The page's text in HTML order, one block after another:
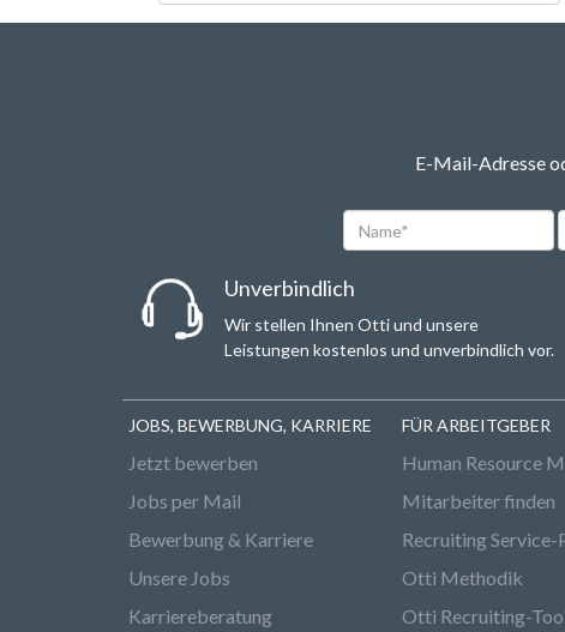
E-Mail-Adresse
Name*
Unverbindlich
Wir stellen Ihnen Otti und unsere
Leistungen kostenlos und unverbindlich vor.
JOBS, BEWERBUNG, KARRIERE
Jetzt bewerben
Jobs per Mail
Bewerbung & Karriere
Unsere Jobs
Karriereberatung
FÜR ARBEITGEBER
Human Resource
Mitarbeiter finden
Recruiting
Otti Methodik
Otti Recruiting-